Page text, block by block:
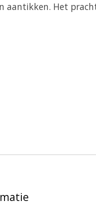
aantikken. Het